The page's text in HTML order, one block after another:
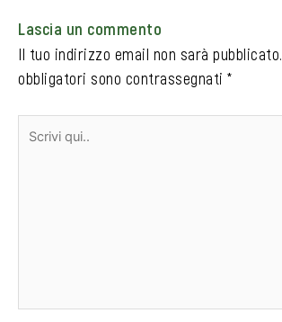
Lascia un commento
Il tuo indirizzo email non sarà pubblicato.
obbligatori sono contrassegnati *